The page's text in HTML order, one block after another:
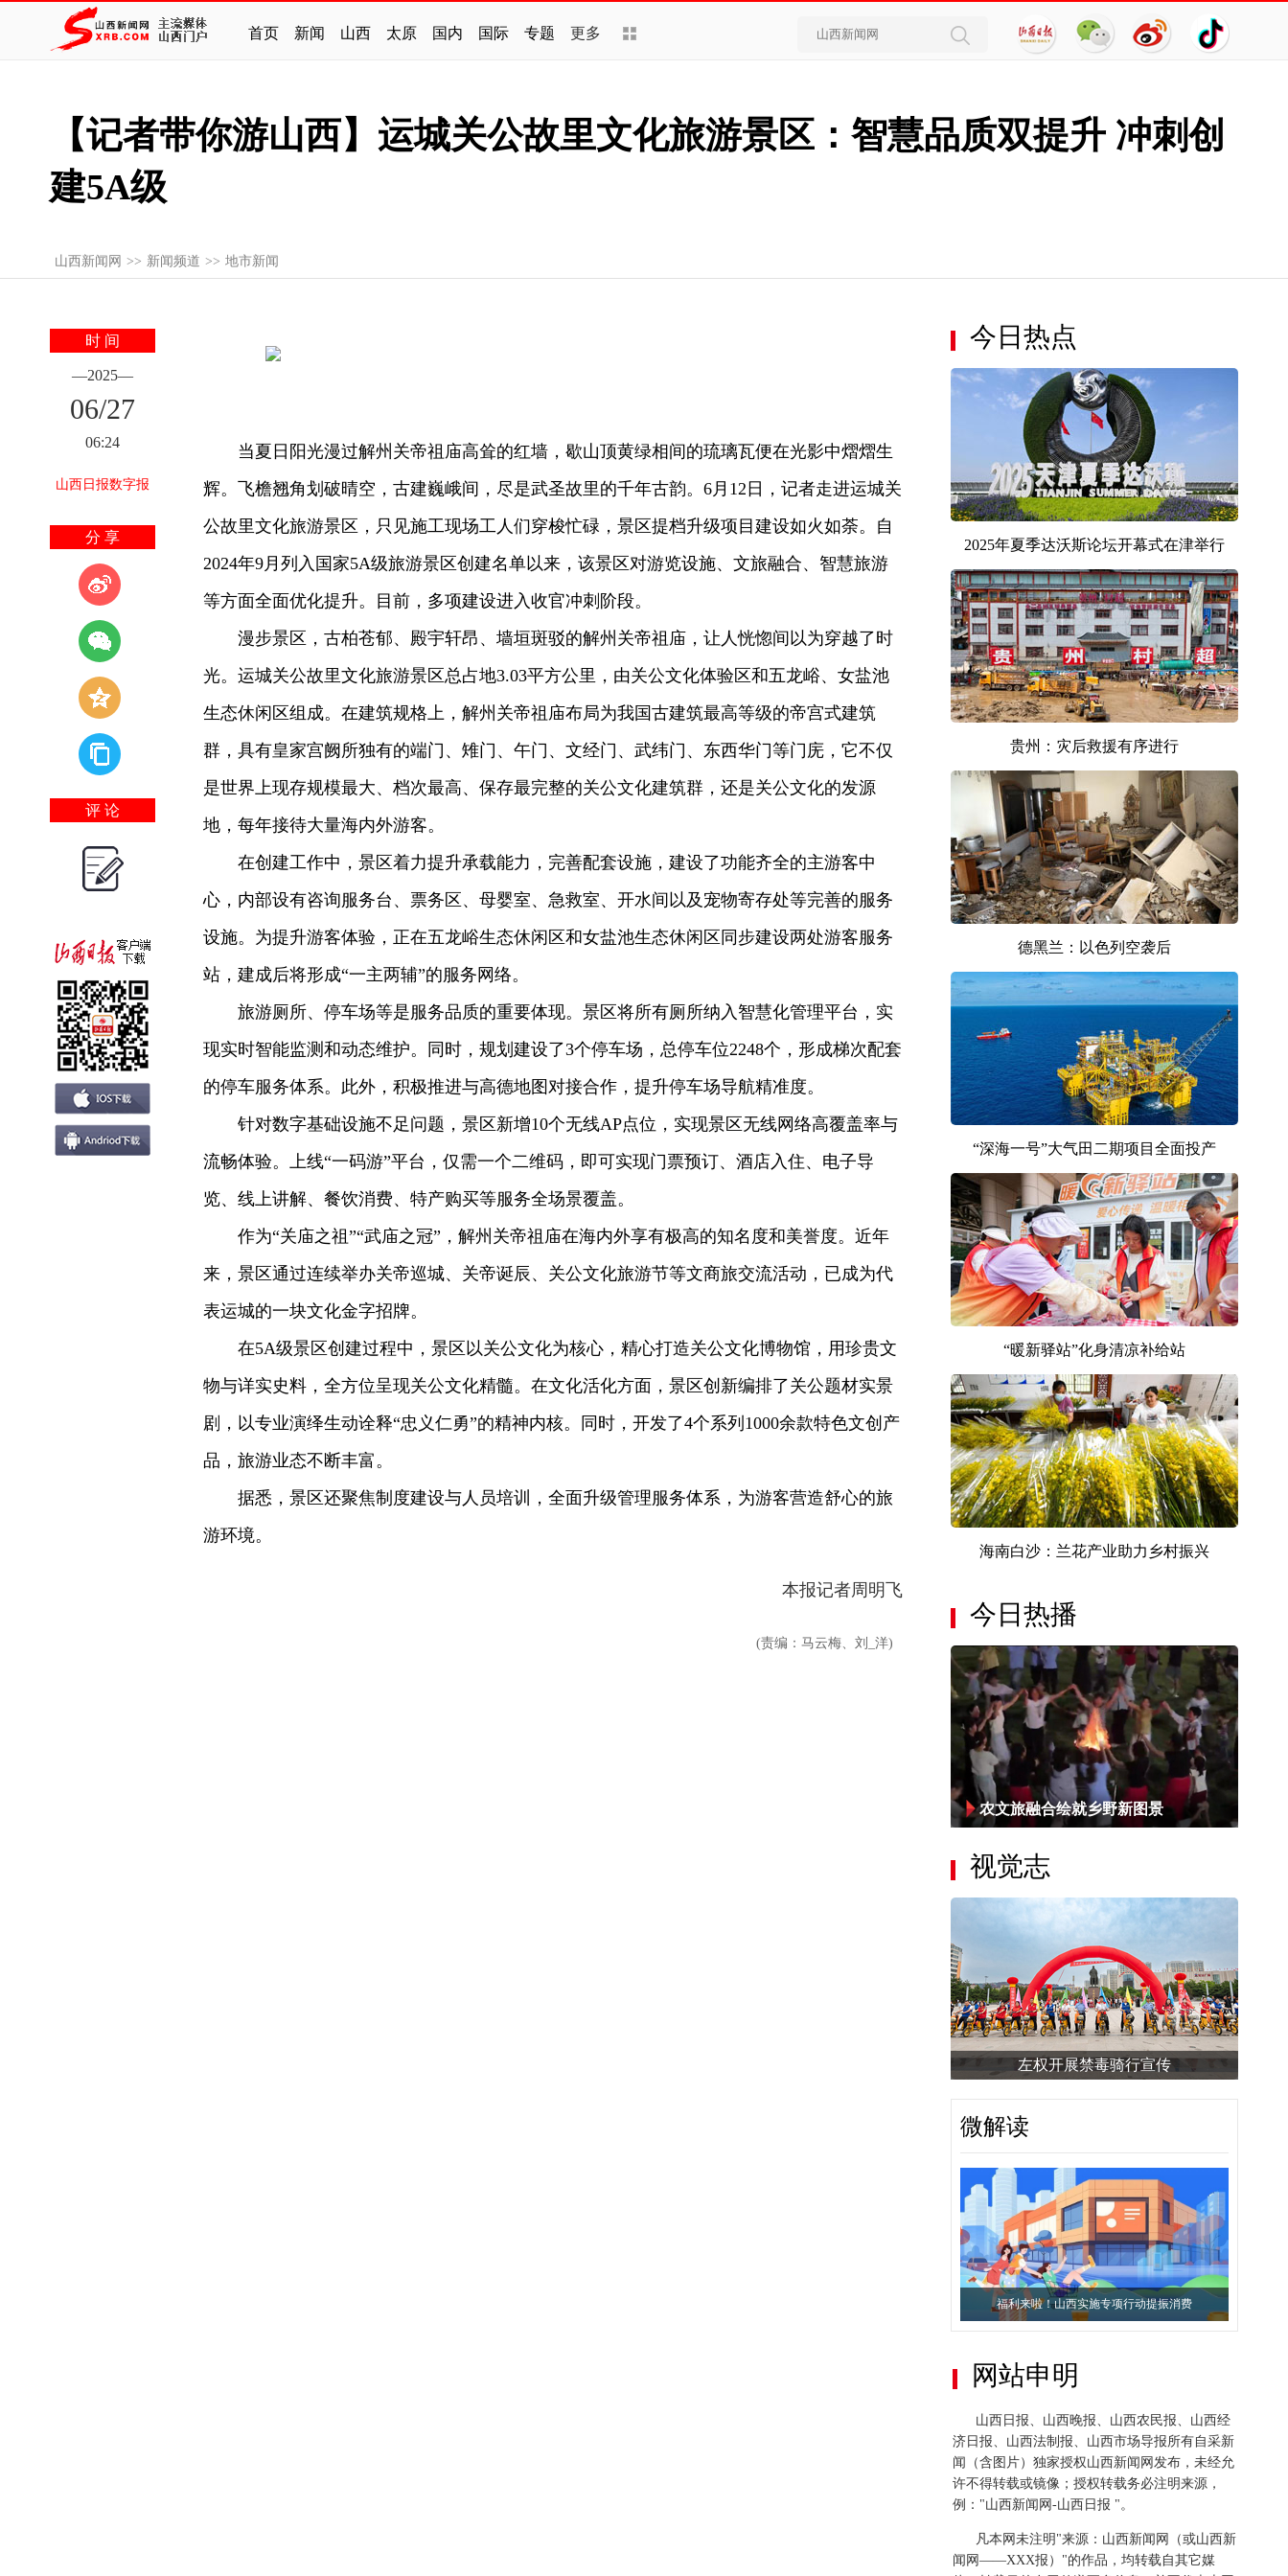
首页 新闻 山西 太原 国内 国际 专题 更多
【记者带你游山西】运城关公故里文化旅游景区：智慧品质双提升 冲刺创
建5A级
山西新闻网 >> 新闻频道 >> 地市新闻
时 间
—2025—
06/27
06:24
山西日报数字报
分 享
评 论
当夏日阳光漫过解州关帝祖庙高耸的红墙，歇山顶黄绿相间的琉璃瓦便在光影中熠熠生
辉。飞檐翘角划破晴空，古建巍峨间，尽是武圣故里的千年古韵。6月12日，记者走进运城关
公故里文化旅游景区，只见施工现场工人们穿梭忙碌，景区提档升级项目建设如火如荼。自
2024年9月列入国家5A级旅游景区创建名单以来，该景区对游览设施、文旅融合、智慧旅游
等方面全面优化提升。目前，多项建设进入收官冲刺阶段。
漫步景区，古柏苍郁、殿宇轩昂、墙垣斑驳的解州关帝祖庙，让人恍惚间以为穿越了时
光。运城关公故里文化旅游景区总占地3.03平方公里，由关公文化体验区和五龙峪、女盐池
生态休闲区组成。在建筑规格上，解州关帝祖庙布局为我国古建筑最高等级的帝宫式建筑
群，具有皇家宫阙所独有的端门、雉门、午门、文经门、武纬门、东西华门等门庑，它不仅
是世界上现存规模最大、档次最高、保存最完整的关公文化建筑群，还是关公文化的发源
地，每年接待大量海内外游客。
在创建工作中，景区着力提升承载能力，完善配套设施，建设了功能齐全的主游客中
心，内部设有咨询服务台、票务区、母婴室、急救室、开水间以及宠物寄存处等完善的服务
设施。为提升游客体验，正在五龙峪生态休闲区和女盐池生态休闲区同步建设两处游客服务
站，建成后将形成“一主两辅”的服务网络。
旅游厕所、停车场等是服务品质的重要体现。景区将所有厕所纳入智慧化管理平台，实
现实时智能监测和动态维护。同时，规划建设了3个停车场，总停车位2248个，形成梯次配套
的停车服务体系。此外，积极推进与高德地图对接合作，提升停车场导航精准度。
针对数字基础设施不足问题，景区新增10个无线AP点位，实现景区无线网络高覆盖率与
流畅体验。上线“一码游”平台，仅需一个二维码，即可实现门票预订、酒店入住、电子导
览、线上讲解、餐饮消费、特产购买等服务全场景覆盖。
作为“关庙之祖”“武庙之冠”，解州关帝祖庙在海内外享有极高的知名度和美誉度。近年
来，景区通过连续举办关帝巡城、关帝诞辰、关公文化旅游节等文商旅交流活动，已成为代
表运城的一块文化金字招牌。
在5A级景区创建过程中，景区以关公文化为核心，精心打造关公文化博物馆，用珍贵文
物与详实史料，全方位呈现关公文化精髓。在文化活化方面，景区创新编排了关公题材实景
剧，以专业演绎生动诠释“忠义仁勇”的精神内核。同时，开发了4个系列1000余款特色文创产
品，旅游业态不断丰富。
据悉，景区还聚焦制度建设与人员培训，全面升级管理服务体系，为游客营造舒心的旅
游环境。
本报记者周明飞
(责编：马云梅、刘_洋)
今日热点
2025年夏季达沃斯论坛开幕式在津举行
贵州：灾后救援有序进行
德黑兰：以色列空袭后
“深海一号”大气田二期项目全面投产
“暖新驿站”化身清凉补给站
海南白沙：兰花产业助力乡村振兴
今日热播
农文旅融合绘就乡野新图景
视觉志
左权开展禁毒骑行宣传
微解读
福利来啦！山西实施专项行动提振消费
【海报】破案1371起！山西严打毒品犯罪成效显著
网站申明
山西日报、山西晚报、山西农民报、山西经
济日报、山西法制报、山西市场导报所有自采新
闻（含图片）独家授权山西新闻网发布，未经允
许不得转载或镜像；授权转载务必注明来源，
例："山西新闻网-山西日报 "。
凡本网未注明"来源：山西新闻网（或山西新
闻网——XXX报）"的作品，均转载自其它媒